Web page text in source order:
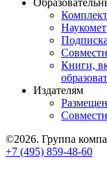
Книги,
Издателям
©2026. Группа
+7 (495) 859-48-60